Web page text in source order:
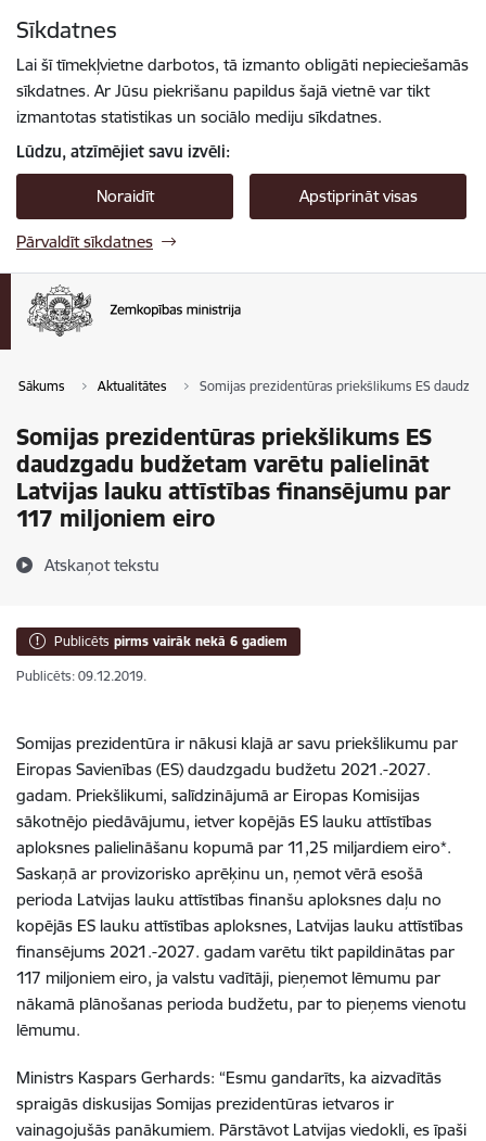
Sīkdatnes
Lai šī tīmekļvietne darbotos, tā izmanto obligāti nepieciešamās
sīkdatnes. Ar Jūsu piekrišanu papildus šajā vietnē var tikt
izmantotas statistikas un sociālo mediju sīkdatnes.
Lūdzu, atzīmējiet savu izvēli:
Noraidīt Apstiprināt visas
Pārvaldīt sīkdatnes
Sākums Aktualitātes Somijas prezidentūras priekšlikums ES
Somijas prezidentūras priekšlikums ES
daudzgadu budžetam varētu palielināt
Latvijas lauku attīstības finansējumu par
117 miljoniem eiro
Atskaņot tekstu
Publicēts pirms vairāk nekā 6 gadiem
Publicēts: 09.12.2019.
Somijas prezidentūra ir nākusi klajā ar savu priekšlikumu par
Eiropas Savienības (ES) daudzgadu budžetu 2021.-2027.
gadam. Priekšlikumi, salīdzinājumā ar Eiropas Komisijas
sākotnējo piedāvājumu, ietver kopējās ES lauku attīstības
aploksnes palielināšanu kopumā par 11,25 miljardiem eiro*.
Saskaņā ar provizorisko aprēķinu un, ņemot vērā esošā
perioda Latvijas lauku attīstības finanšu aploksnes daļu no
kopējās ES lauku attīstības aploksnes, Latvijas lauku attīstības
finansējums 2021.-2027. gadam varētu tikt papildinātas par
117 miljoniem eiro, ja valstu vadītāji, pieņemot lēmumu par
nākamā plānošanas perioda budžetu, par to pieņems vienotu
lēmumu.
Ministrs Kaspars Gerhards: “Esmu gandarīts, ka aizvadītās
spraigās diskusijas Somijas prezidentūras ietvaros ir
vainagojušās panākumiem. Pārstāvot Latvijas viedokli, es īpaši